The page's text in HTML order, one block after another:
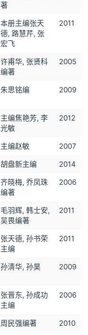
著
本册主编张天
德, 路慧芹, 张
宏飞
2011
许甫华, 张贤科
编著
2005
朱思铭编 2009
主编焦艳芳, 李
光敏
2012
主编赵敏
2007
胡盘新主编
2014
齐晓梅, 乔凤珠
编著
2006
毛羽辉, 韩士安,
吴畏编著
2011
张天德, 孙书荣
主编
2011
孙清华, 孙昊 2009
张晋东, 孙成功
主编
2006
周民强编著 2010